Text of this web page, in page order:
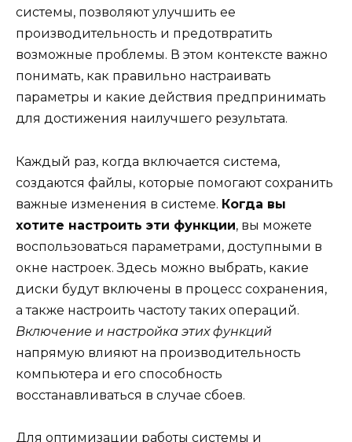
системы, позволяют улучшить ее
производительность и предотвратить
возможные проблемы. В этом контексте важно
понимать, как правильно настраивать
параметры и какие действия предпринимать
для достижения наилучшего результата.
Каждый раз, когда включается система,
создаются файлы, которые помогают сохранить
важные изменения в системе. Когда вы
хотите настроить эти функции, вы можете
воспользоваться параметрами, доступными в
окне настроек. Здесь можно выбрать, какие
диски будут включены в процесс сохранения,
а также настроить частоту таких операций.
Включение и настройка этих функций
напрямую влияют на производительность
компьютера и его способность
восстанавливаться в случае сбоев.
Для оптимизации работы системы и